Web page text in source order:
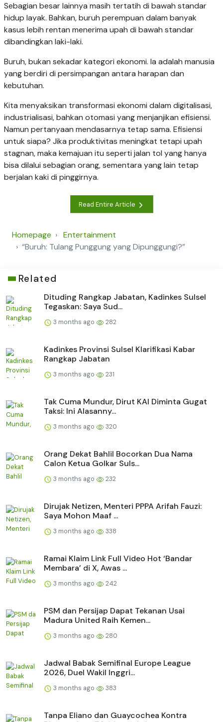
Sebagian besar lainnya masih tertatih di bawah standar
hidup layak. Bahkan, buruh perempuan dalam banyak
kasus lebih rentan menerima upah di bawah standar
dibandingkan laki-laki.
Buruh, bukan sekadar kategori ekonomi. Ia adalah manusia
yang berdiri di persimpangan antara harapan dan
kebutuhan.
Kita menyaksikan transformasi ekonomi dalam digitalisasi,
industrialisasi, bahkan otomasi yang menjanjikan efisiensi.
Namun pertanyaan mendasarnya tetap sama. Efisiensi
untuk siapa? Jika produktivitas meningkat tetapi upah
stagnan, maka kemajuan itu seperti jalan tol yang hanya
bisa dilalui sebagian orang, sementara yang lain tetap
berjalan kaki di pinggirnya.
Read Entire Article
Homepage
Entertainment
“Buruh: Tulang Punggung yang Dipunggungi?”
Related
Dituding Rangkap Jabatan, Kadinkes Sulsel
Tegaskan: Saya Sud...
3 months ago 282
Kadinkes Provinsi Sulsel Klarifikasi Kabar
Rangkap Jabatan
3 months ago 231
Tak Cuma Mundur, Dirut KAI Diminta Gugat
Taksi: Ini Alasanny...
3 months ago 320
Orang Dekat Bahlil Bocorkan Dua Nama
Calon Ketua Golkar Suls...
3 months ago 232
Dirujak Netizen, Menteri PPPA Arifah Fauzi:
Saya Mohon Maaf ...
3 months ago 338
Ramai Klaim Link Full Video Hot ‘Bandar
Membara’ di X, Awas ...
3 months ago 242
PSM dan Persijap Dapat Tekanan Usai
Madura United Raih Kemen...
3 months ago 280
Jadwal Babak Semifinal Europe League
2026, Duel Wakil Inggri...
3 months ago 383
Tanpa Eliano dan Guaycochea Kontra